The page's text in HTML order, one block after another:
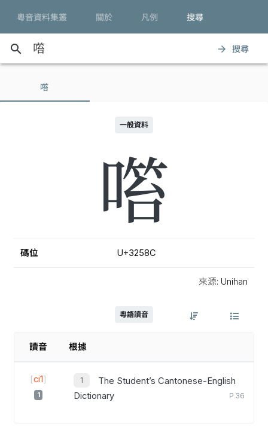
粵音資料集叢 關於 凡例 搜尋
search arrow_forward 搜尋
𲖌
一般資料
𲖌
碼位 U+3258C
來源: Unihan
粵語讀音
讀音 根據
[ci1]
1
The Student’s Cantonese-English
Dictionary
P.36